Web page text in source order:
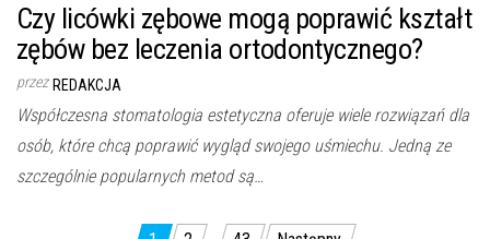
Czy licówki zębowe mogą poprawić kształt
zębów bez leczenia ortodontycznego?
przez REDAKCJA
Współczesna stomatologia estetyczna oferuje wiele rozwiązań dla
osób, które chcą poprawić wygląd swojego uśmiechu. Jedną ze
szczególnie popularnych metod są…